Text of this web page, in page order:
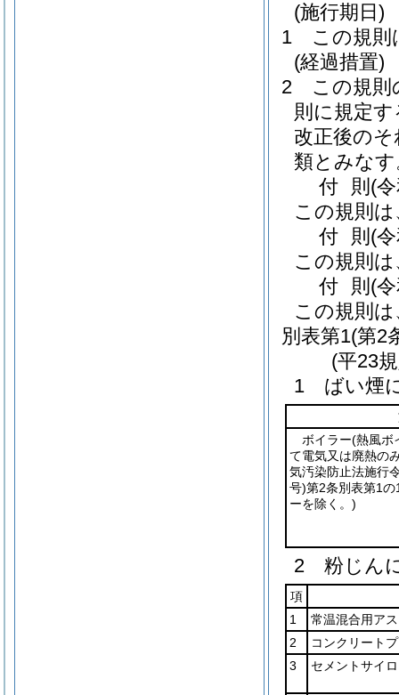
(施行期日)
1
この規則
(経過措置)
2
この規
則に規定
改正後の
類とみなす
付 則 (
この規則
付 則 (
この規則
付 則 (
この規則
別表第1(第2
(平23
1 ばい煙
ボイラー(熱風ボ
て電気又は廃熱の
気汚染防止法施行
号)第2条別表第1
ーを除く。)
2 粉じん
項
1
常温混合用ア
2
コンクリート
3
セメントサイロ